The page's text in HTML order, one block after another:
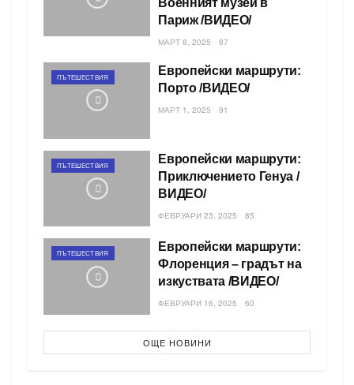
Париж /ВИДЕО/
МАРТ 8, 2025 87
ПЪТЕШЕСТВИЯ
Европейски маршрути:
Порто /ВИДЕО/
МАРТ 1, 2025 91
ПЪТЕШЕСТВИЯ
Европейски маршрути:
Приключението Генуа /
ВИДЕО/
ФЕВРУАРИ 23, 2025 85
ПЪТЕШЕСТВИЯ
Европейски маршрути:
Флоренция – градът на
изкуствата /ВИДЕО/
ФЕВРУАРИ 16, 2025 60
ОЩЕ НОВИНИ